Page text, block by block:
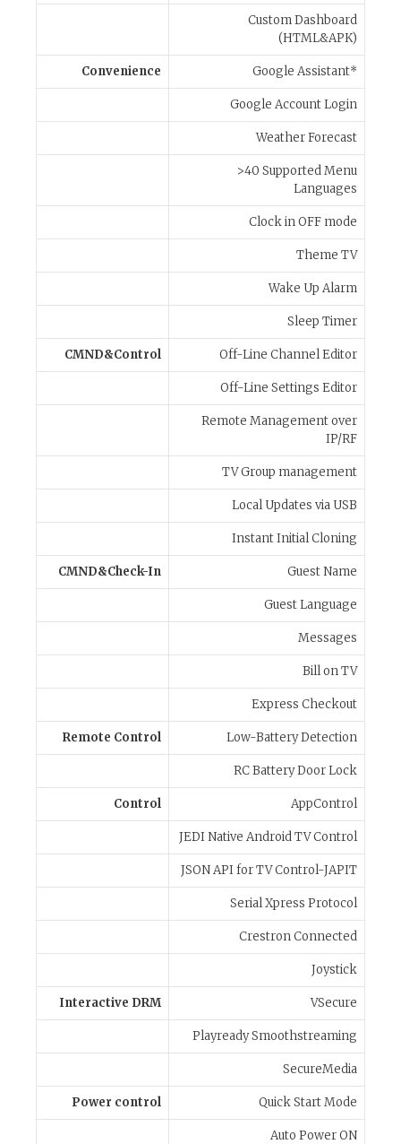
Custom Dashboard
(HTML&APK)
Convenience Google Assistant*
Google Account Login
Weather Forecast
>40 Supported Menu
Languages
Clock in OFF mode
Theme TV
Wake Up Alarm
Sleep Timer
CMND&Control Off-Line Channel Editor
Off-Line Settings Editor
Remote Management over
IP/RF
TV Group management
Local Updates via USB
Instant Initial Cloning
CMND&Check-In Guest Name
Guest Language
Messages
Bill on TV
Express Checkout
Remote Control Low-Battery Detection
RC Battery Door Lock
Control AppControl
JEDI Native Android TV Control
JSON API for TV Control-JAPIT
Serial Xpress Protocol
Crestron Connected
Joystick
Interactive DRM VSecure
Playready Smoothstreaming
SecureMedia
Power control Quick Start Mode
Auto Power ON